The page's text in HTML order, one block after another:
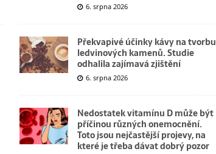
6. srpna 2026
Překvapivé účinky kávy na tvorbu
ledvinových kamenů. Studie
odhalila zajímavá zjištění
6. srpna 2026
Nedostatek vitamínu D může být
příčinou různých onemocnění.
Toto jsou nejčastější projevy, na
které je třeba dávat dobrý pozor